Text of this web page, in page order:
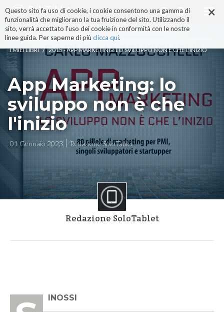
×
Questo sito fa uso di cookie, i cookie consentono una gamma di
funzionalità che migliorano la tua fruizione del sito. Utilizzando il
sito, verrà accettato l'uso dei cookie in conformità con le nostre
linee guida. Per saperne di più clicca qui.
ai
contenuti.
|
alla
navigazione
I MIEI LIBRI / 2015 - APP MARKETING: LO SVILUPPO NON È CHE L'INIZIO
App Marketing: lo
sviluppo non è che
l'inizio
01 Gennaio 2023 Redazione SoloTablet
Redazione SoloTablet
SINOSSI